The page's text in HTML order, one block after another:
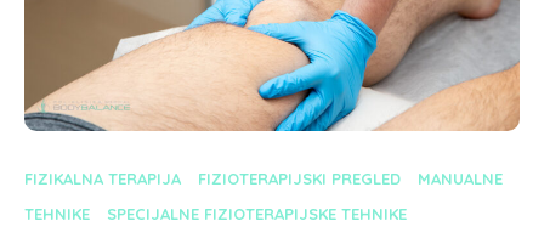
FIZIKALNA TERAPIJA FIZIOTERAPIJSKI PREGLED
MANUALNE
TEHNIKE
SPECIJALNE FIZIOTERAPIJSKE TEHNIKE